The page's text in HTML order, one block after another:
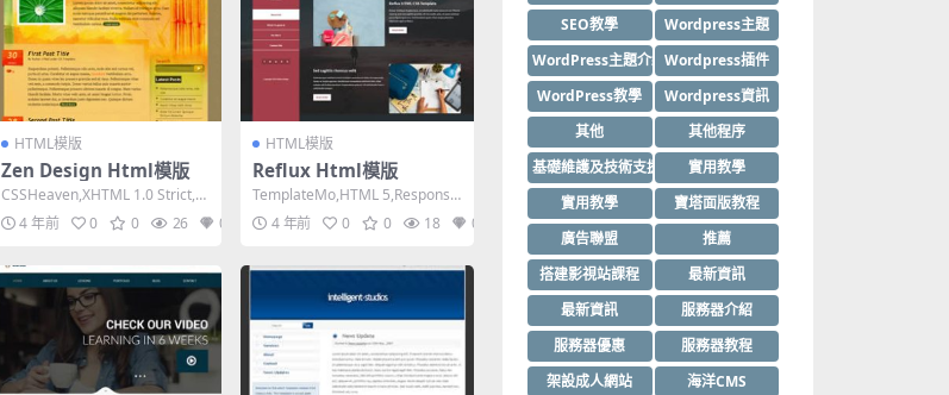
HTML模版
Zen Design Html模版
CSSHeaven,XHTML 1.0 Strict,Fi
xed Width, ...
4 年前 0 0 26 0
HTML模版
Reflux Html模版
TemplateMo,HTML 5,Responsiv
e, Mixed Colu...
4 年前 0 0 18 0
SEO教學
Wordpress主題
WordPress主題介紹Wordpress插件
WordPress教學
Wordpress資訊
其他
其他程序
基礎維護及技術支援
實用教學
實用教學
寶塔面版教程
廣告聯盟
推薦
搭建影視站課程
最新資訊
最新資訊
服務器介紹
服務器優惠
服務器教程
架設成人網站
海洋CMS